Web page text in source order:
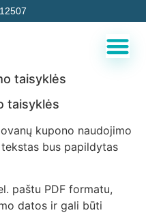
taisyklės
taisyklės
kupono naudojimo
bus papildytas
paštu PDF formatu,
datos ir gali būti